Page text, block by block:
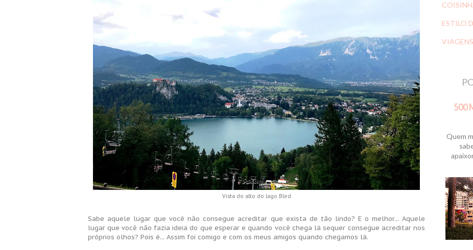
Vista do alto do lago Bled
Sabe aquele lugar que você não consegue acreditar que exista de tão lindo? E o melhor... Aquele
lugar que você não fazia ideia do que esperar e quando você chega lá sequer consegue acreditar nos
próprios olhos? Pois é... Assim foi comigo e com os meus amigos quando chegamos lá.
ESTILO
VIAGENS
500
Quem